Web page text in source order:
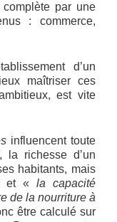
par une
: commerce,
d’un
maîtriser ces
est vite
influencent toute
la richesse d’un
habitants, mais
et « la capacité
de la nourriture à
être calculé sur